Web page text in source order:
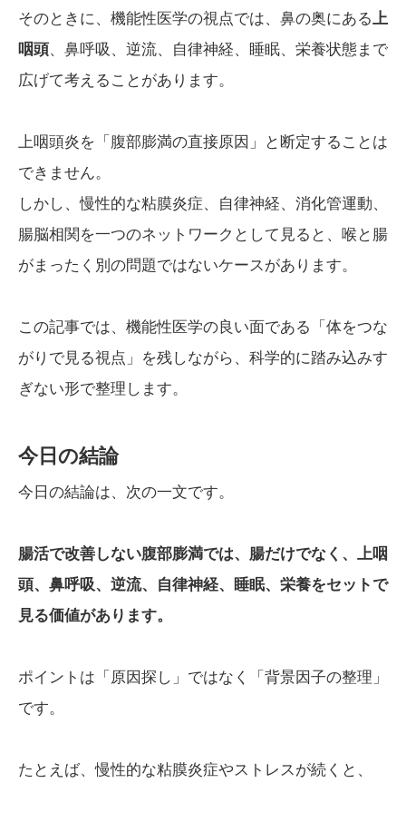
そのときに、機能性医学の視点では、鼻の奥にある上
咽頭、鼻呼吸、逆流、自律神経、睡眠、栄養状態まで
広げて考えることがあります。
上咽頭炎を「腹部膨満の直接原因」と断定することは
できません。
しかし、慢性的な粘膜炎症、自律神経、消化管運動、
腸脳相関を一つのネットワークとして見ると、喉と腸
がまったく別の問題ではないケースがあります。
この記事では、機能性医学の良い面である「体をつな
がりで見る視点」を残しながら、科学的に踏み込みす
ぎない形で整理します。
今日の結論
今日の結論は、次の一文です。
腸活で改善しない腹部膨満では、腸だけでなく、上咽
頭、鼻呼吸、逆流、自律神経、睡眠、栄養をセットで
見る価値があります。
ポイントは「原因探し」ではなく「背景因子の整理」
です。
たとえば、慢性的な粘膜炎症やストレスが続くと、